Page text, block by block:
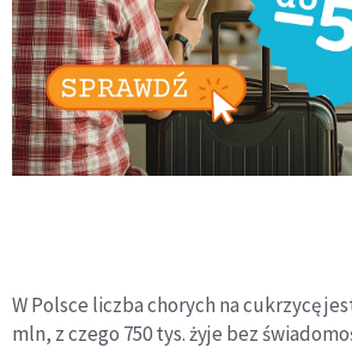
W Polsce liczba chorych na cukrzycę
mln, z czego 750 tys. żyje bez